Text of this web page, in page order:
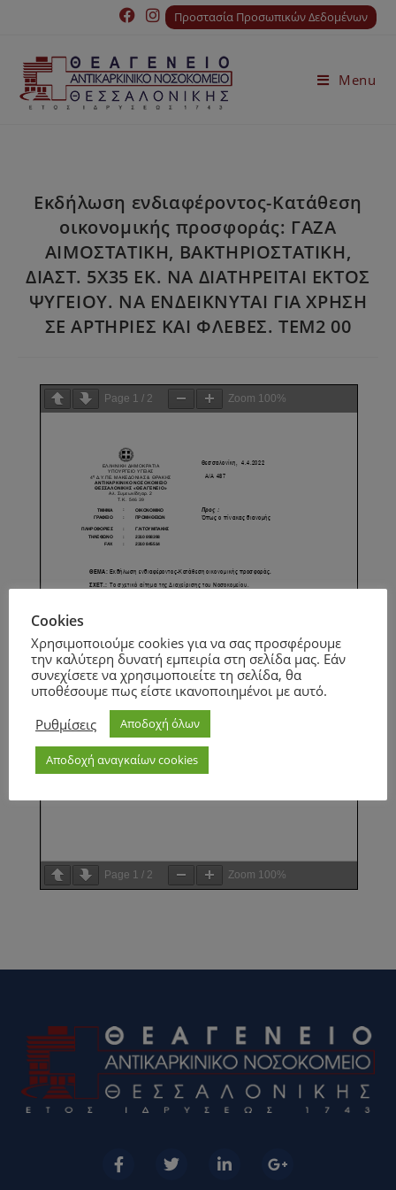
Προστασία Προσωπικών Δεδομένων
Menu
Εκδήλωση ενδιαφέροντος-Κατάθεση
οικονομικής προσφοράς: ΓΑΖΑ
ΑΙΜΟΣΤΑΤΙΚΗ, ΒΑΚΤΗΡΙΟΣΤΑΤΙΚΗ,
ΔΙΑΣΤ. 5Χ35 ΕΚ. ΝΑ ΔΙΑΤΗΡΕΙΤΑΙ ΕΚΤΟΣ
ΨΥΓΕΙΟΥ. ΝΑ ΕΝΔΕΙΚΝΥΤΑΙ ΓΙΑ ΧΡΗΣΗ
ΣΕ ΑΡΤΗΡΙΕΣ ΚΑΙ ΦΛΕΒΕΣ. ΤΕΜ2 00
Page 1 / 2 Zoom 100%
Page 1 / 2 Zoom 100%
Cookies
Χρησιμοποιούμε cookies για να σας προσφέρουμε
την καλύτερη δυνατή εμπειρία στη σελίδα μας. Εάν
συνεχίσετε να χρησιμοποιείτε τη σελίδα, θα
υποθέσουμε πως είστε ικανοποιημένοι με αυτό.
Ρυθμίσεις
Αποδοχή όλων
Αποδοχή αναγκαίων cookies